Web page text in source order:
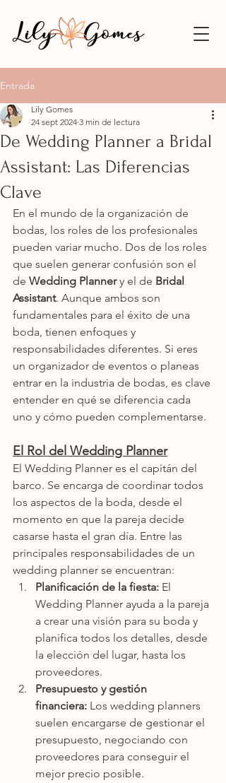
Entrada
De Wedding Planner a Bridal
Assistant: Las Diferencias
Clave
Lily Gomes
24 sept 2024 3 min de lectura
En el mundo de la organización de
bodas, los roles de los profesionales
pueden variar mucho. Dos de los roles
que suelen generar confusión son el
de Wedding Planner y el de Bridal
Assistant. Aunque ambos son
fundamentales para el éxito de una
boda, tienen enfoques y
responsabilidades diferentes. Si eres
un organizador de eventos o planeas
entrar en la industria de bodas, es clave
entender en qué se diferencia cada
uno y cómo pueden complementarse.
El Rol del Wedding Planner
El Wedding Planner es el capitán del
barco. Se encarga de coordinar todos
los aspectos de la boda, desde el
momento en que la pareja decide
casarse hasta el gran día. Entre las
principales responsabilidades de un
wedding planner se encuentran:
Planificación de la fiesta: El
Wedding Planner ayuda a la pareja
a crear una visión para su boda y
planifica todos los detalles, desde
la elección del lugar, hasta los
proveedores.
Presupuesto y gestión
financiera: Los wedding planners
suelen encargarse de gestionar el
presupuesto, negociando con
proveedores para conseguir el
mejor precio posible.